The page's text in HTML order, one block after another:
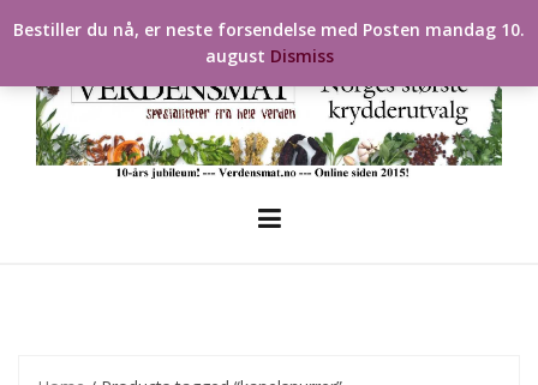
toBestiller du nå, er neste forsendelse med Posten mandag 10.
august Dismiss